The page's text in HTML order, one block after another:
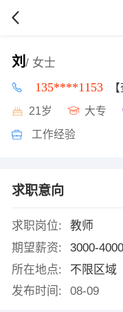
刘 / 女士
135****1153
21岁 大专
工作经验
求职意向
求职岗位:
教师
期望薪资:
3000-
所在地点:
不限区域
发布时间:
08-09